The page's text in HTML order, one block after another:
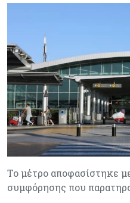
Το μέτρο αποφασίστηκε
συμφόρησης που